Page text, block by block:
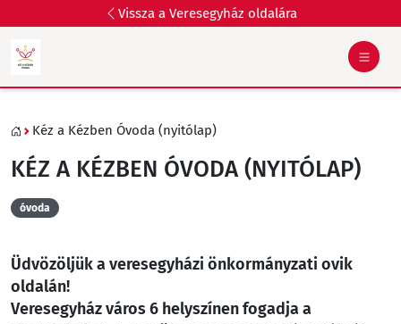
Vissza a Veresegyház oldalára
Kéz a Kézben Óvoda (nyitólap)
KÉZ A KÉZBEN ÓVODA (NYITÓLAP)
óvoda
Üdvözöljük a veresegyházi önkormányzati ovik
oldalán!
Veresegyház város 6 helyszínen fogadja a